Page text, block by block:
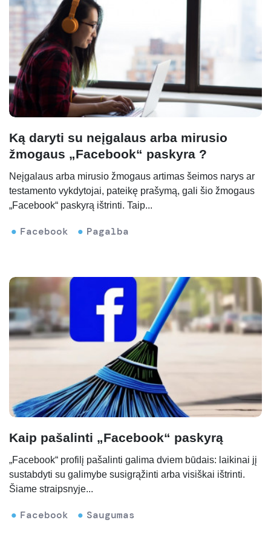
Ką daryti su neįgalaus arba mirusio
žmogaus „Facebook“ paskyra ?
Neįgalaus arba mirusio žmogaus artimas šeimos narys ar
testamento vykdytojai, pateikę prašymą, gali šio žmogaus
„Facebook“ paskyrą ištrinti. Taip...
Facebook Pagalba
Kaip pašalinti „Facebook“ paskyrą
„Facebook“ profilį pašalinti galima dviem būdais: laikinai jį
sustabdyti su galimybe susigrąžinti arba visiškai ištrinti.
Šiame straipsnyje...
Facebook Saugumas